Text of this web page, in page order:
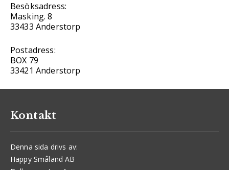
Besöksadress:
Masking. 8
33433 Anderstorp
Postadress:
BOX 79
33421 Anderstorp
Kontakt
Denna sida drivs av:
Happy Småland AB